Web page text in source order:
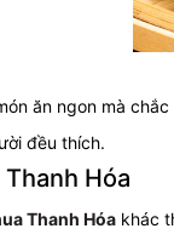
ăn ngon mà
đều thích.
Hóa
Thanh Hóa khác